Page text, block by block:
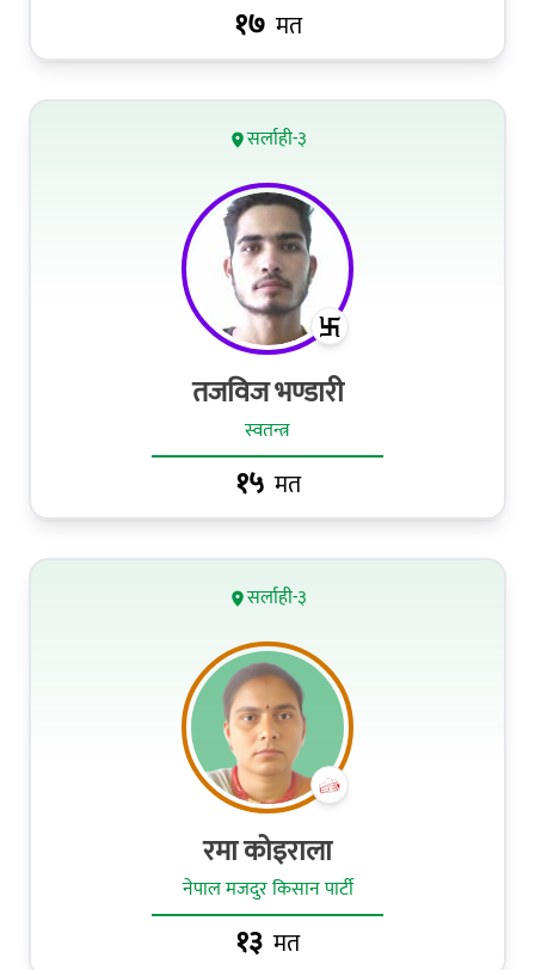
१७ मत
सर्लाही-३
तजविज भण्डारी
स्वतन्त्र
१५ मत
सर्लाही-३
रमा कोइराला
नेपाल मजदुर किसान पार्टी
१३ मत